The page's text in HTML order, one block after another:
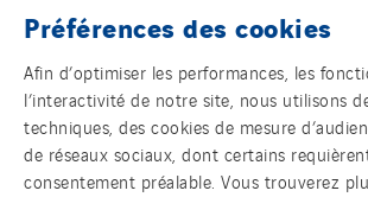
Témoins
Mentions légales
Politique de confidentialité des
SITES PAYS
Austria
Belgium
Brasil
Czech Republic
Préférences des cookies
Afin d’optimiser les performances, les
l’interactivité de notre site, nous utilisons
techniques, des cookies de mesure
de réseaux sociaux, dont certains
consentement préalable. Vous trouverez